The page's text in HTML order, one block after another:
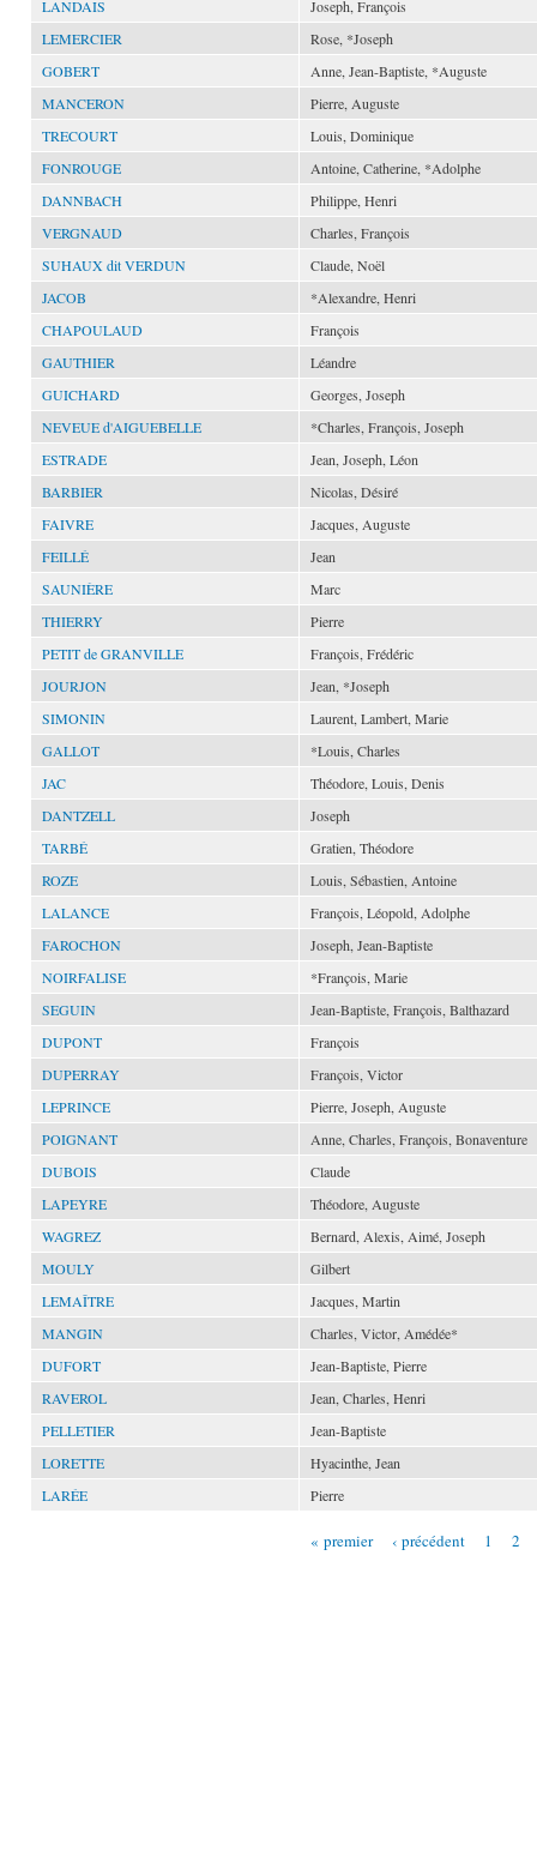
LANDAIS
Joseph, François
LEMERCIER
Rose, *Joseph
GOBERT
Anne, Jean-Baptiste, *Auguste
MANCERON
Pierre, Auguste
TRECOURT
Louis, Dominique
FONROUGE
Antoine, Catherine, *Adolphe
DANNBACH
Philippe, Henri
VERGNAUD
Charles, François
SUHAUX dit VERDUN
Claude, Noël
JACOB
*Alexandre, Henri
CHAPOULAUD
François
GAUTHIER
Léandre
GUICHARD
Georges, Joseph
NEVEUE d'AIGUEBELLE
*Charles, François, Joseph
ESTRADE
Jean, Joseph, Léon
BARBIER
Nicolas, Désiré
FAIVRE
Jacques, Auguste
FEILLÉ
Jean
SAUNIÈRE
Marc
THIERRY
Pierre
PETIT de GRANVILLE
François, Frédéric
JOURJON
Jean, *Joseph
SIMONIN
Laurent, Lambert, Marie
GALLOT
*Louis, Charles
JAC
Théodore, Louis, Denis
DANTZELL
Joseph
TARBÉ
Gratien, Théodore
ROZE
Louis, Sébastien, Antoine
LALANCE
François, Léopold, Adolphe
FAROCHON
Joseph, Jean-Baptiste
NOIRFALISE
*François, Marie
SEGUIN
Jean-Baptiste, François, Balthazard
DUPONT
François
DUPERRAY
François, Victor
LEPRINCE
Pierre, Joseph, Auguste
POIGNANT
Anne, Charles, François, Bonaventure
DUBOIS
Claude
LAPEYRE
Théodore, Auguste
WAGREZ
Bernard, Alexis, Aimé, Joseph
MOULY
Gilbert
LEMAÎTRE
Jacques, Martin
MANGIN
Charles, Victor, Amédée*
DUFORT
Jean-Baptiste, Pierre
RAVEROL
Jean, Charles, Henri
PELLETIER
Jean-Baptiste
LORETTE
Hyacinthe, Jean
LARÉE
Pierre
« premier ‹ précédent 1 2